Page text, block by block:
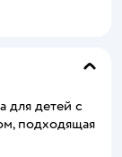
для детей с
подходящая